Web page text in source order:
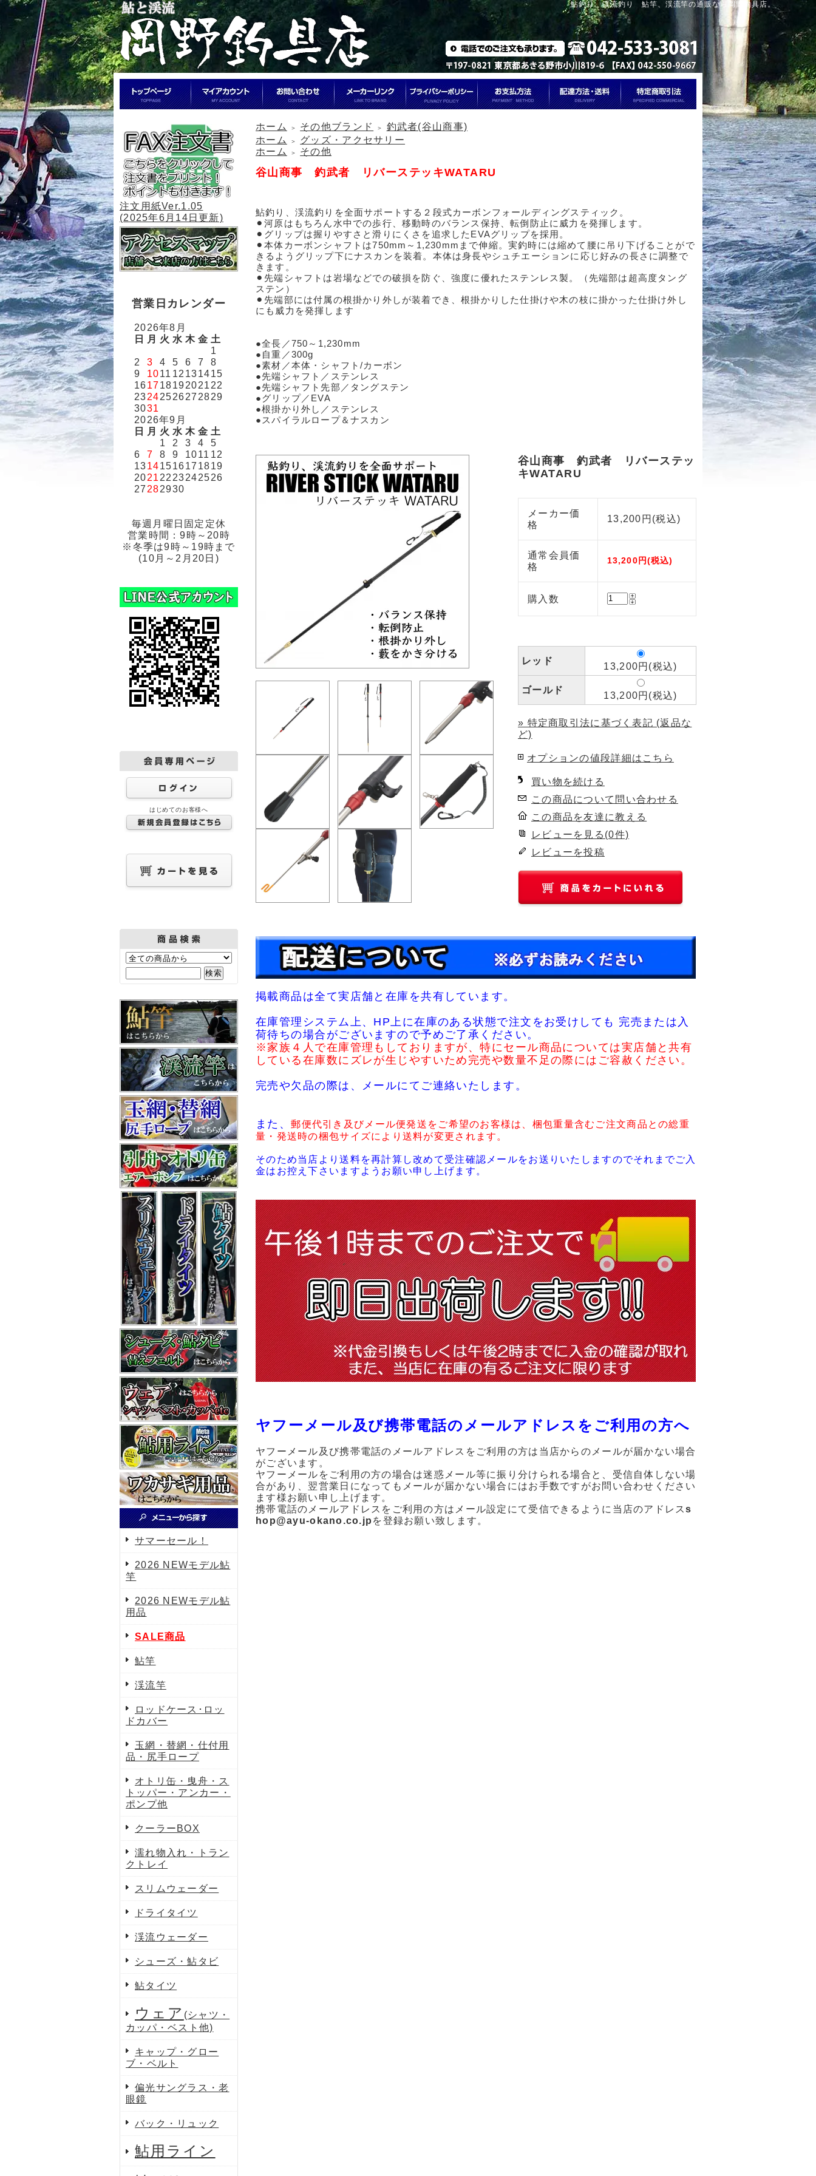
鮎釣り、渓流釣り 鮎竿、渓流竿の通販なら岡野釣具店。
注文用紙Ver.1.05
(2025年6月14日更新)
営業日カレンダー
2026年8月
日
月 火 水 木 金 土
1
2
3 4 5 6 7
8
9
1011 12 131415
161718192021 22
2324252627 2829
3031
2026年9月
日
月 火 水 木 金 土
1
2 3 4
5
6
7 8 9 1011 12
1314151617 1819
2021 22 23242526
27 282930
毎週月曜日固定定休
営業時間：9時～20時
※冬季は9時～19時まで
(10月～2月20日)
はじめてのお客様へ
サマーセール！
2026 NEWモデル鮎
竿
2026 NEWモデル鮎
用品
SALE商品
鮎竿
渓流竿
ロッドケース･ロッ
ドカバー
玉網・替網・仕付用
品・尻手ロープ
オトリ缶・曳舟・ス
トッパー・アンカー・
ポンプ他
クーラーBOX
濡れ物入れ・トラン
クトレイ
スリムウェーダー
ドライタイツ
渓流ウェーダー
シューズ・鮎タビ
鮎タイツ
ウェア (シャツ・
カッパ・ベスト他)
キャップ・グロー
ブ・ベルト
偏光サングラス・老
眼鏡
バック・リュック
鮎用ライン
ホーム ＞ その他ブランド ＞
釣武者(谷山商事)
ホーム
＞
グッズ・アクセサリー
ホーム
＞ その他
谷山商事 釣武者 リバーステッキWATARU
鮎釣り、渓流釣りを全面サポートする２段式カーボンフォールディングスティック。
⚫︎河原はもちろん水中での歩行、移動時のバランス保持、転倒防止に威力を発揮します。
⚫︎グリップは握りやすさと滑りにくさを追求したEVAグリップを採用。
⚫︎本体カーボンシャフトは750mm～1,230mmまで伸縮。実釣時には縮めて腰に吊り下げることがで
きるようグリップ下にナスカンを装着。本体は身長やシュチエーションに応じ好みの長さに調整で
きます。
⚫︎先端シャフトは岩場などでの破損を防ぐ、強度に優れたステンレス製。（先端部は超高度タング
ステン）
⚫︎先端部には付属の根掛かり外しが装着でき、根掛かりした仕掛けや木の枝に掛かった仕掛け外し
にも威力を発揮します
●全長／750～1,230mm
●自重／300g
●素材／本体・シャフト/カーボン
●先端シャフト／ステンレス
●先端シャフト先部／タングステン
●グリップ／EVA
●根掛かり外し／ステンレス
●スパイラルロープ＆ナスカン
谷山商事 釣武者 リバーステッ
キWATARU
メーカー価
格
13,200円(税込)
通常会員価
格
13,200円(税込)
購入数
レッド
13,200円(税込)
ゴールド
13,200円(税込)
» 特定商取引法に基づく表記 (返品な
ど)
オプションの値段詳細はこちら
買い物を続ける
この商品について問い合わせる
この商品を友達に教える
レビューを見る(0件)
レビューを投稿
掲載商品は全て実店舗と在庫を共有しています。
在庫管理システム上、HP上に在庫のある状態で注文をお受けしても 完売または入
荷待ちの場合がございますので予めご了承ください。
※家族４人で在庫管理もしておりますが、特にセール商品については実店舗と共有
している在庫数にズレが生じやすいため完売や数量不足の際にはご容赦ください。
完売や欠品の際は、メールにてご連絡いたします。
また、郵便代引き及びメール便発送をご希望のお客様は、梱包重量含むご注文商品との総重
量・発送時の梱包サイズにより送料が変更されます。
そのため当店より送料を再計算し改めて受注確認メールをお送りいたしますのでそれまでご入
金はお控え下さいますようお願い申し上げます。
ヤフーメール及び携帯電話のメールアドレスをご利用の方へ
ヤフーメール及び携帯電話のメールアドレスをご利用の方は当店からのメールが届かない場合
がございます。
ヤフーメールをご利用の方の場合は迷惑メール等に振り分けられる場合と、受信自体しない場
合があり、翌営業日になってもメールが届かない場合にはお手数ですがお問い合わせください
ます様お願い申し上げます。
携帯電話のメールアドレスをご利用の方はメール設定にて受信できるように当店のアドレスs
hop@ayu-okano.co.jp を登録お願い致します。